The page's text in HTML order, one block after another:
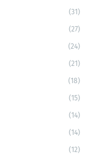
(31)
(27)
(24)
(21)
(18)
(15)
(14)
(14)
(12)